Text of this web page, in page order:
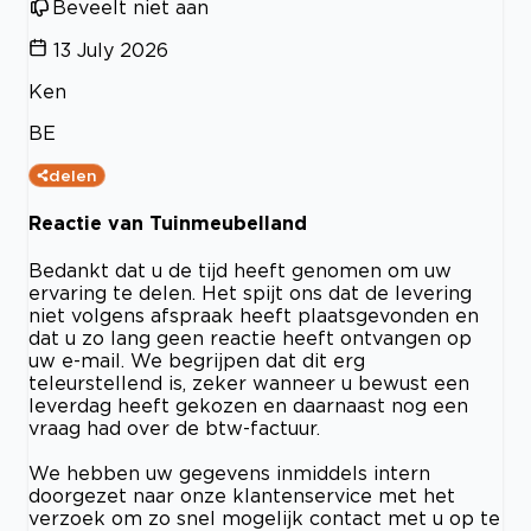
Beveelt niet aan
13 July 2026
Ken
BE
delen
Reactie van Tuinmeubelland
Bedankt dat u de tijd heeft genomen om uw
ervaring te delen. Het spijt ons dat de levering
niet volgens afspraak heeft plaatsgevonden en
dat u zo lang geen reactie heeft ontvangen op
uw e-mail. We begrijpen dat dit erg
teleurstellend is, zeker wanneer u bewust een
leverdag heeft gekozen en daarnaast nog een
vraag had over de btw-factuur.
We hebben uw gegevens inmiddels intern
doorgezet naar onze klantenservice met het
verzoek om zo snel mogelijk contact met u op te